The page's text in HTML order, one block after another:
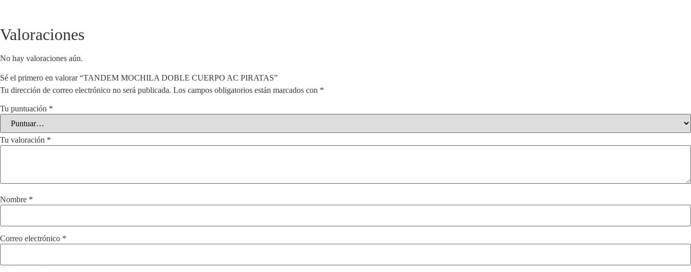
Valoraciones
No hay valoraciones aún.
Sé el primero en valorar “TANDEM MOCHILA DOBLE CUERPO AC PIRATAS”
Tu dirección de correo electrónico no será publicada. Los campos obligatorios están marcados con *
Tu puntuación *
Tu valoración *
Nombre *
Correo electrónico *